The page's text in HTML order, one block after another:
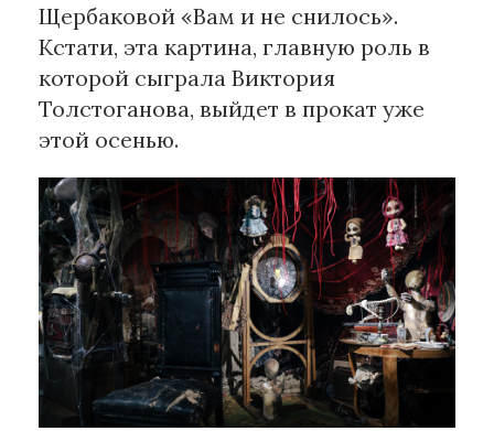
Щербаковой «Вам и не снилось».
Кстати, эта картина, главную роль в
которой сыграла Виктория
Толстоганова, выйдет в прокат уже
этой осенью.